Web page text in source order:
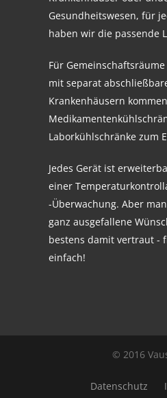
Gesundheitswesen, für
haben wir die passende
Für
mit separat
Krankenhäusern
Laborkühlschränke zum
Jedes Gerät ist
einer
-Überwachung. Aber
ganz ausgefallene
bestens damit vertraut -
einfach!
© 2016
Datenschutz